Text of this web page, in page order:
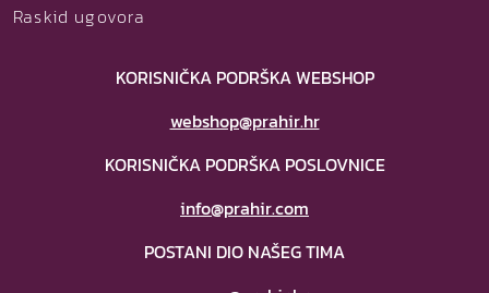
Raskid ugovora
KORISNIČKA PODRŠKA WEBSHOP
webshop@prahir.hr
KORISNIČKA PODRŠKA POSLOVNICE
info@prahir.com
POSTANI DIO NAŠEG TIMA